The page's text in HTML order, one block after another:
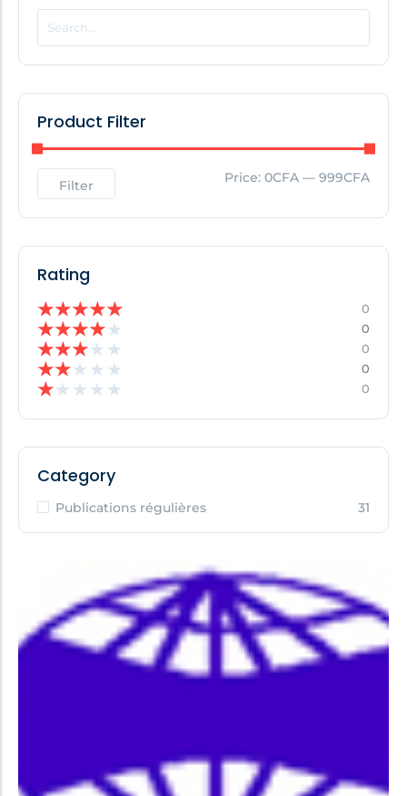
POPULAR THIS WEEK
No Posts Found!
No Posts Found!
Product Filter
Filter Price: 0CFA — 999CFA
Rating
★★★★★ 0
★★★★★ 0
★★★★ ★ 0
★★★ ★ ★ 0
★★ ★ ★ ★ 0
Category
Publications régulières 31